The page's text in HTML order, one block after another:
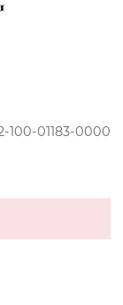
100-01183-0000